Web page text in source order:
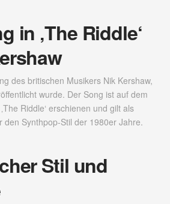
in ‚The Riddle‘
des britischen Musikers Nik Kershaw,
wurde. Der Song ist auf dem
Riddle‘ erschienen und gilt als
den Synthpop-Stil der 1980er Jahre.
Stil und